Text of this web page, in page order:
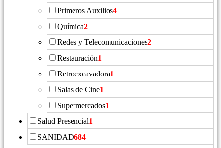
Primeros Auxilios4
Química2
Redes y Telecomunicaciones2
Restauración1
Retroexcavadora1
Salas de Cine1
Supermercados1
Salud Presencial1
SANIDAD684